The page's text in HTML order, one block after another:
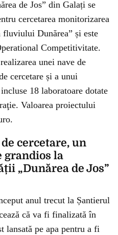
de Jos” din Galați se
cercetarea monitorizarea
Dunărea” și este
Competitivitate.
unei nave de
cercetare și a unui
18 laboratoare dotate
Valoarea proiectului
cercetare, un
grandios la
„Dunărea de Jos”
anul trecut la Șantierul
că va fi finalizată în
lansată pe apa pentru a fi